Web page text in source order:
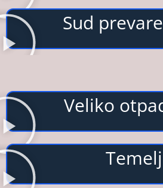
Sud
Veliko
Temelj